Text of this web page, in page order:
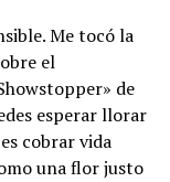
Me tocó la
el
de
esperar llorar
cobrar vida
una flor justo